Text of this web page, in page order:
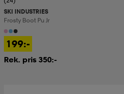
SKI INDUSTRIES
Frosty Boot Pu Jr
199:-
Rek. pris 350:-